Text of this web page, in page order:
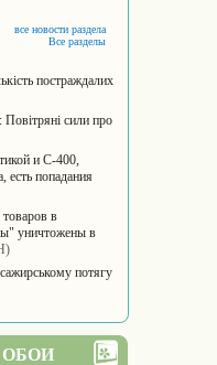
все новости раздела
Все разделы
постраждалих
сили про
и С-400,
есть попадания
в
уничтожены в
потягу
ОБОИ